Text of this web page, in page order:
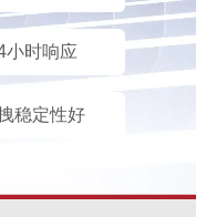
小时响应
稳定性好